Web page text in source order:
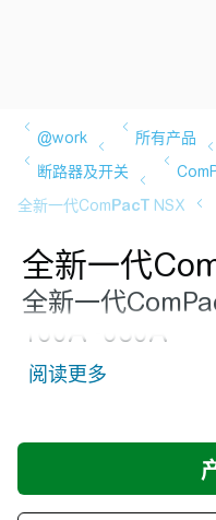
全新一代
全新一代Com
160A~630A